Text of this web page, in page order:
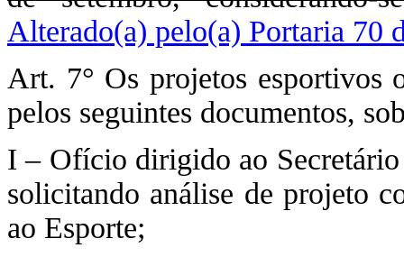
Alterado(a) pelo(a) Portaria 70
Art. 7° Os projetos esportivos
pelos seguintes documentos,
I – Ofício dirigido ao
solicitando análise de projeto
ao Esporte;